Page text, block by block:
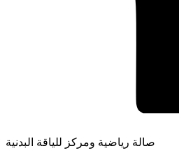
صالة رياضية ومركز للياقة البدنية